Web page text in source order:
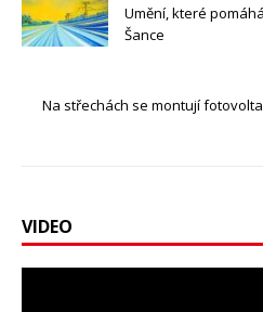
Umění, které
Šance
Na střechách se montují
VIDEO